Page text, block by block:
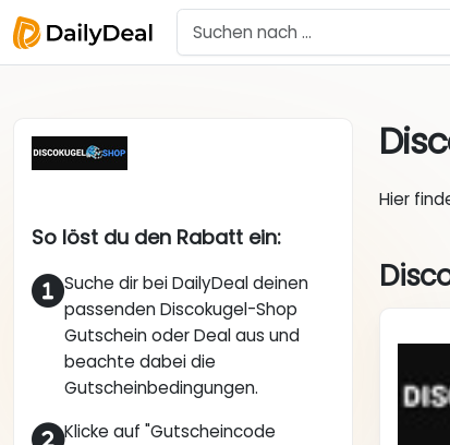
So löst du den Rabatt ein:
Suche dir bei DailyDeal deinen
passenden Discokugel-Shop
Gutschein oder Deal aus und
beachte dabei die
Gutscheinbedingungen.
Klicke auf "Gutscheincode
Hier